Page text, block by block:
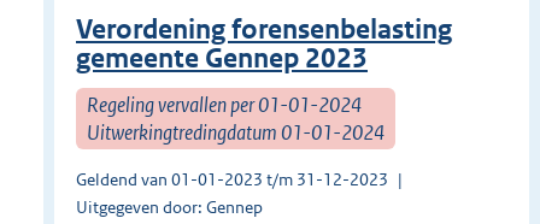
Verordening forensenbelasting
gemeente Gennep 2023
Regeling vervallen per 01-01-2024
Uitwerkingtredingdatum 01-01-2024
Geldend van 01-01-2023 t/m 31-12-2023
Uitgegeven door: Gennep